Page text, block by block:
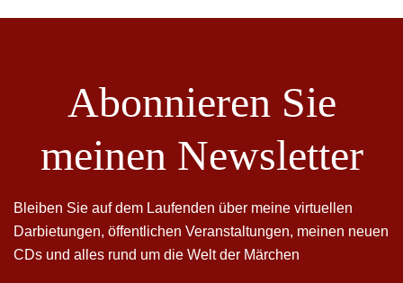
Abonnieren Sie
meinen Newsletter
Bleiben Sie auf dem Laufenden über meine virtuellen
Darbietungen, öffentlichen Veranstaltungen, meinen neuen
CDs und alles rund um die Welt der Märchen